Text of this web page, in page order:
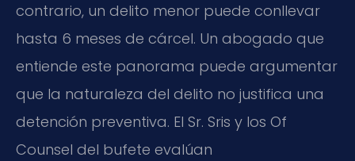
contrario, un delito menor puede conllevar
hasta 6 meses de cárcel. Un abogado que
entiende este panorama puede argumentar
que la naturaleza del delito no justifica una
detención preventiva. El Sr. Sris y los Of
Counsel del bufete evalúan